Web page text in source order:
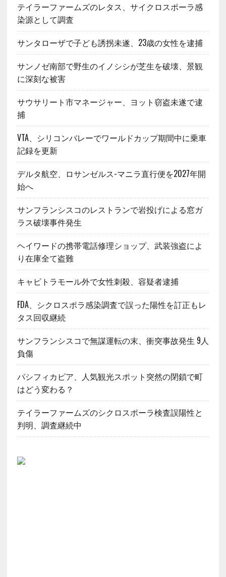
テイラーファームズのレタス、サイクロスポーラ感
染源として調査
サンタローザで子ども誘拐未遂、23歳の女性を逮捕
サンノゼ南部で野生のイノシシが芝生を破壊、景観
に深刻な被害
サウサリート市マネージャー、ヨット窃盗未遂で逮
捕
VTA、シリコンバレーでワールドカップ期間中に乗車
記録を更新
デルタ航空、ロサンゼルス-マニラ直行便を2027年開
始へ
サンフランシスコのレストランで岩投げによる窓ガ
ラス破壊事件発生
ヘイワードの携帯電話修理ショップ、武装強盗によ
り在庫全て盗難
キャピトラモール外で女性刺殺、容疑者逮捕
FDA、シクロスポラ感染調査で誤った陽性を訂正もレ
タス回収継続
サンフランシスコで無謀運転の末、衝突事故発生 9人
負傷
パシフィカピア、人気観光スポット突然の閉鎖で町
はどう変わる？
テイラーファームズのシクロスポーラ検査誤陽性と
判明、調査継続中